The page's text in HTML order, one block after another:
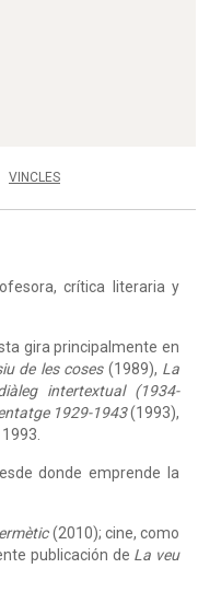
VINCLES
crítica literaria y
gira principalmente en
de les coses(1989), La
intertextual (1934-
1929-1943(1993),
donde emprende la
(2010); cine, como
publicación de La veu